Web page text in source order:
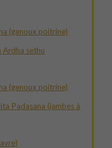
(genoux poitrine)
Ardha sethu
(genoux poitrine)
Padasana (jambes à